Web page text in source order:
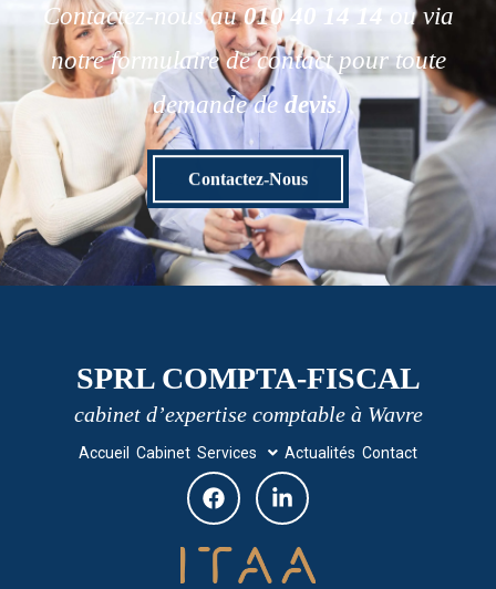
Contactez-nous au010 40 14 14
ou via
notre formulaire de contact pour toute
demande de devis.
Contactez-Nous
SPRL COMPTA-FISCAL
cabinet d’expertise comptable à Wavre
Accueil Cabinet Services Actualités Contact